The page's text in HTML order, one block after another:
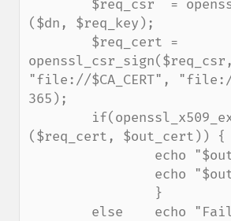
($dn, $req_key);
openssl_csr_sign($req_csr,
"file://$CA_CERT", "file://
365);
($req_cert, $out_cert)) {